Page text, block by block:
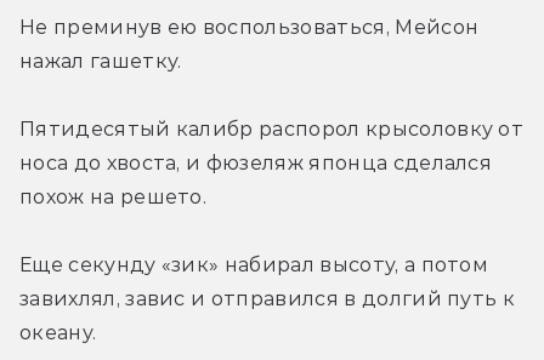
Не преминув ею воспользоваться, Мейсон
нажал гашетку.
Пятидесятый калибр распорол крысоловку от
носа до хвоста, и фюзеляж японца сделался
похож на решето.
Еще секунду «зик» набирал высоту, а потом
завихлял, завис и отправился в долгий путь к
океану.